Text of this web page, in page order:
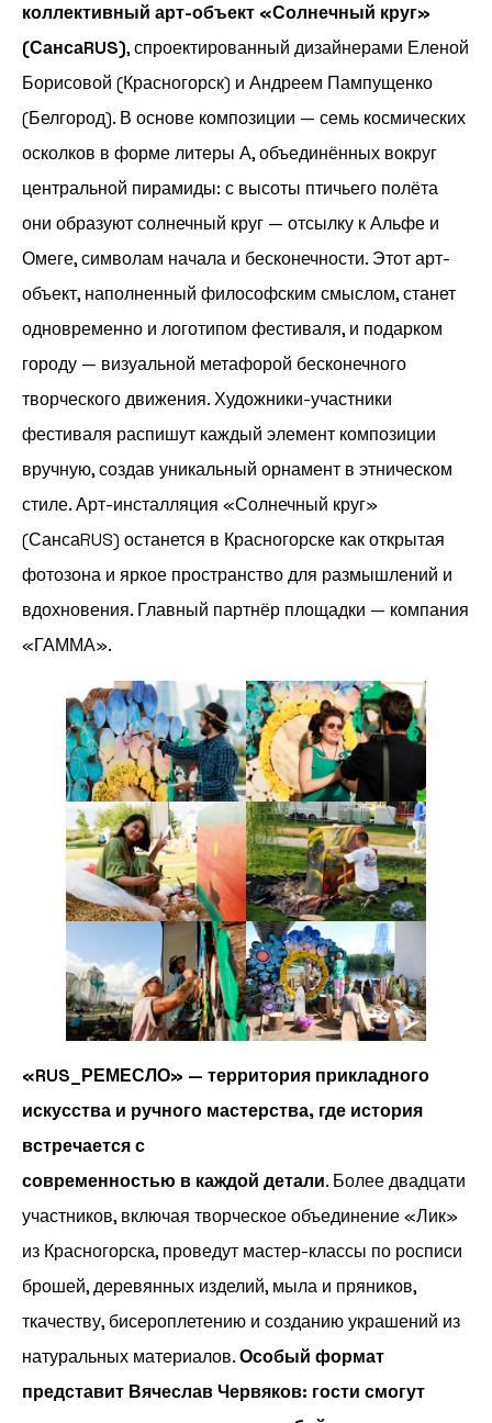
коллективный арт-объект «Солнечный круг»
(СансаRUS), спроектированный дизайнерами Еленой
Борисовой (Красногорск) и Андреем Пампущенко
(Белгород). В основе композиции — семь космических
осколков в форме литеры А, объединённых вокруг
центральной пирамиды: с высоты птичьего полёта
они образуют солнечный круг — отсылку к Альфе и
Омеге, символам начала и бесконечности. Этот арт-
объект, наполненный философским смыслом, станет
одновременно и логотипом фестиваля, и подарком
городу — визуальной метафорой бесконечного
творческого движения. Художники-участники
фестиваля распишут каждый элемент композиции
вручную, создав уникальный орнамент в этническом
стиле. Арт-инсталляция «Солнечный круг»
(СансаRUS) останется в Красногорске как открытая
фотозона и яркое пространство для размышлений и
вдохновения. Главный партнёр площадки — компания
«ГАММА».
«RUS_РЕМЕСЛО» — территория прикладного
искусства и ручного мастерства, где история
встречается с
современностью в каждой детали. Более двадцати
участников, включая творческое объединение «Лик»
из Красногорска, проведут мастер-классы по росписи
брошей, деревянных изделий, мыла и пряников,
ткачеству, бисероплетению и созданию украшений из
натуральных материалов.Особый формат
представит Вячеслав Червяков: гости смогут